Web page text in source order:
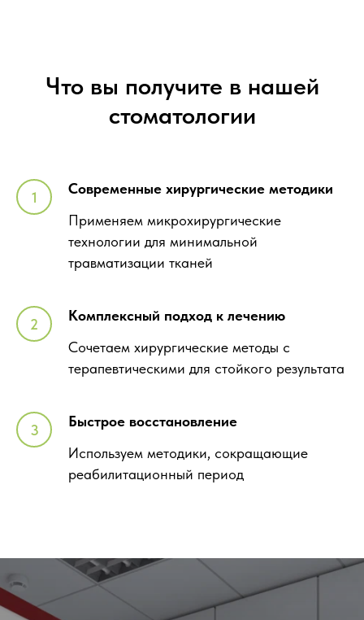
Что вы получите в нашей
стоматологии
Современные хирургические методики
Применяем микрохирургические
технологии для минимальной
травматизации тканей
Комплексный подход к лечению
Сочетаем хирургические методы с
терапевтическими для стойкого результата
Быстрое восстановление
Используем методики, сокращающие
реабилитационный период